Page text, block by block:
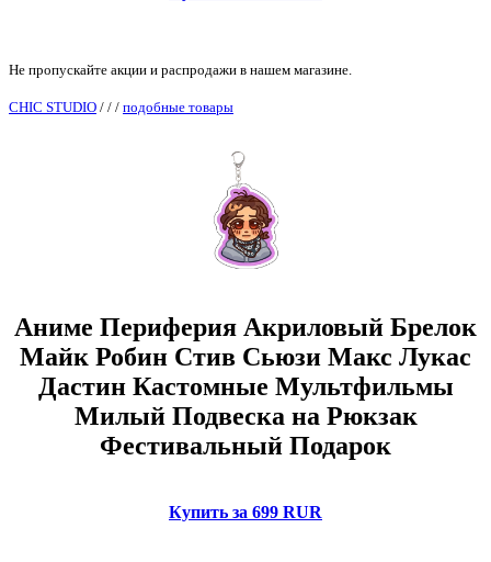
Не пропускайте акции и распродажи в нашем магазине.
CHIC STUDIO / / / подобные товары
Аниме Периферия Акриловый Брелок
Майк Робин Стив Сьюзи Макс Лукас
Дастин Кастомные Мультфильмы
Милый Подвеска на Рюкзак
Фестивальный Подарок
Купить за 699 RUR